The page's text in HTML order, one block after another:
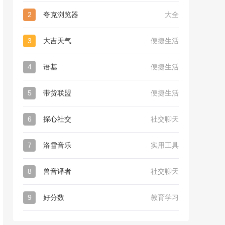
2 夸克浏览器 大全
3 大吉天气 便捷生活
4 语基 便捷生活
5 带货联盟 便捷生活
6 探心社交 社交聊天
7 洛雪音乐 实用工具
8 兽音译者 社交聊天
9 好分数 教育学习